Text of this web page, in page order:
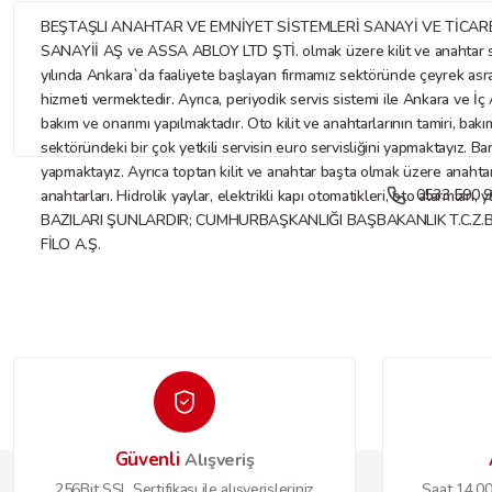
BEŞTAŞLI ANAHTAR VE EMNİYET SİSTEMLERİ SANAYİ VE
SANAYİİ AŞ ve ASSA ABLOY LTD ŞTİ. olmak üzere kilit ve
yılında Ankara`da faaliyete başlayan firmamız sektöründe çeyrek
hizmeti vermektedir. Ayrıca, periyodik servis sistemi ile Ankara ve
bakım ve onarımı yapılmaktadır. Oto kilit ve anahtarlarının tamiri,
sektöründeki bir çok yetkili servisin euro servisliğini yapmaktayız.
yapmaktayız. Ayrıca toptan kilit ve anahtar başta olmak üzere
anahtarları. Hidrolik yaylar, elektrikli kapı otomatikleri, oto
BAZILARI ŞUNLARDIR; CUMHURBAŞKANLIĞI BAŞBAKANLIK
FİLO A.Ş.
0533 590
GüvenliAlışveriş